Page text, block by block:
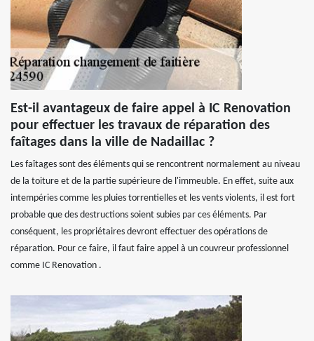
Est-il avantageux de faire appel à IC Renovation
pour effectuer les travaux de réparation des
faîtages dans la ville de Nadaillac ?
Les faîtages sont des éléments qui se rencontrent normalement au niveau
de la toiture et de la partie supérieure de l'immeuble. En effet, suite aux
intempéries comme les pluies torrentielles et les vents violents, il est fort
probable que des destructions soient subies par ces éléments. Par
conséquent, les propriétaires devront effectuer des opérations de
réparation. Pour ce faire, il faut faire appel à un couvreur professionnel
comme IC Renovation .